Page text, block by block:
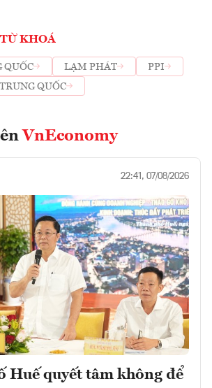
KHOÁ
QUỐC LẠM PHÁT
PPI
TRUNG QUỐC
VnEconomy
22:41, 07/08/2026
Huế quyết tâm không để